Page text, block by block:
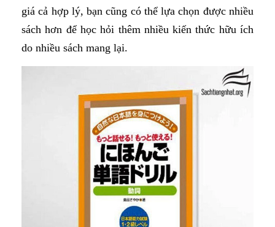
giá cả hợp lý, bạn cũng có thể lựa chọn được nhiều
sách hơn để học hỏi thêm nhiều kiến thức hữu ích
do nhiều sách mang lại.